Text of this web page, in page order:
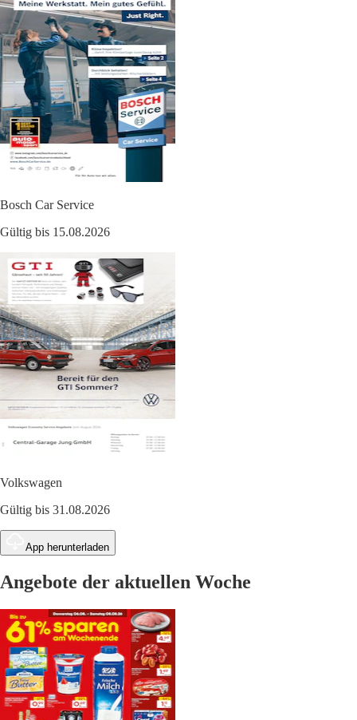
Bosch Car Service
Gültig bis 15.08.2026
Volkswagen
Gültig bis 31.08.2026
App herunterladen
Angebote der aktuellen Woche